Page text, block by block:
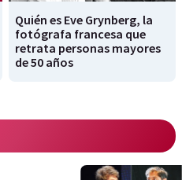
Quién es Eve Grynberg, la
fotógrafa francesa que
retrata personas mayores
de 50 años